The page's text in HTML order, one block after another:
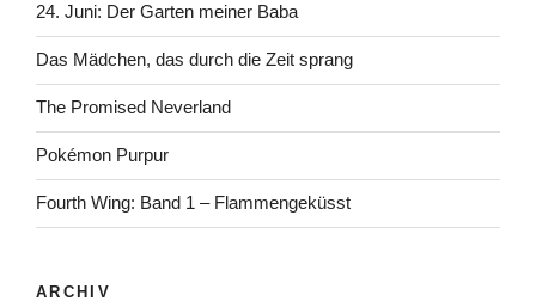
24. Juni: Der Garten meiner Baba
Das Mädchen, das durch die Zeit sprang
The Promised Neverland
Pokémon Purpur
Fourth Wing: Band 1 – Flammengeküsst
ARCHIV